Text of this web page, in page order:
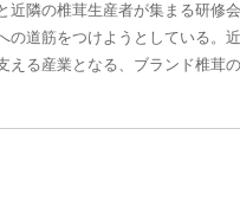
近隣の椎茸生産者が集まる研修
の道筋をつけようとしている。近
える産業となる、ブランド椎茸